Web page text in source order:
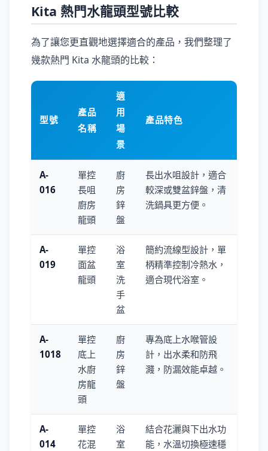
Kita 熱門水龍頭型號比較
為了讓您更直觀地選擇適合的產品，我們整理了
幾款熱門 Kita 水龍頭的比較：
型號
產品
名稱
適
用
場
景
產品特色
A-
016
單控
長咀
廚房
龍頭
廚
房
鋅
盤
長出水咀設計，適合
較深或雙盆鋅盤，清
洗鍋具更方便。
A-
019
單控
面盆
龍頭
浴
室
洗
手
盆
簡約流線型設計，單
柄精準控制冷熱水，
適合現代浴室。
A-
1018
單控
底上
水廚
房龍
頭
廚
房
鋅
盤
專為底上水喉管設
計，出水柔和防飛
濺，防漏效能卓越。
A-
014
單控
花混
浴
室
結合花灑與下出水功
能，水溫切換極速穩